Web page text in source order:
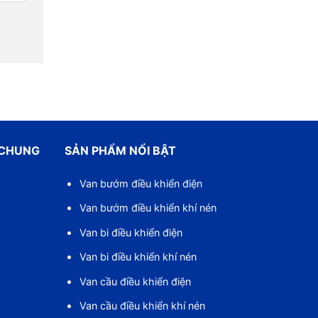
SẢN PHẨM NỔI BẬT
Van bướm điều khiển điện
Van bướm điều khiển khí nén
Van bi điều khiển điện
Van bi điều khiển khí nén
Van cầu điều khiển điện
Van cầu điều khiển khí nén